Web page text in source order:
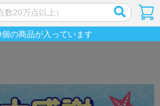
個の商品が入っています
ゼント祭